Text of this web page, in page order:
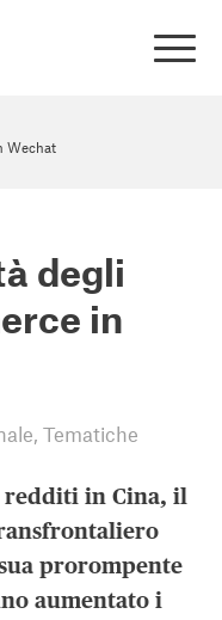
Wechat
degli
in
,Tematiche
redditi in Cina, il
prorompente
aumentato i